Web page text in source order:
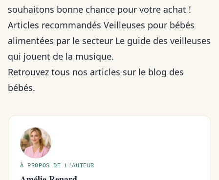
souhaitons bonne chance pour votre achat !
Articles recommandés Veilleuses pour bébés
alimentées par le secteur Le guide des veilleuses
qui jouent de la musique.
Retrouvez tous nos articles sur le blog des
bébés.
À PROPOS DE L'AUTEUR